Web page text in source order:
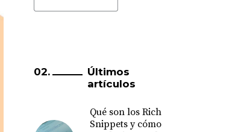
Últimos
artículos
Qué son los Rich
Snippets y cómo